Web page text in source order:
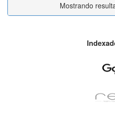
Mostrando